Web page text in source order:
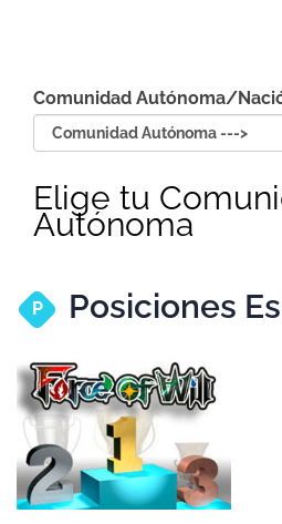
Comunidad Autónoma/
Elige tu
Autónoma
P Posiciones